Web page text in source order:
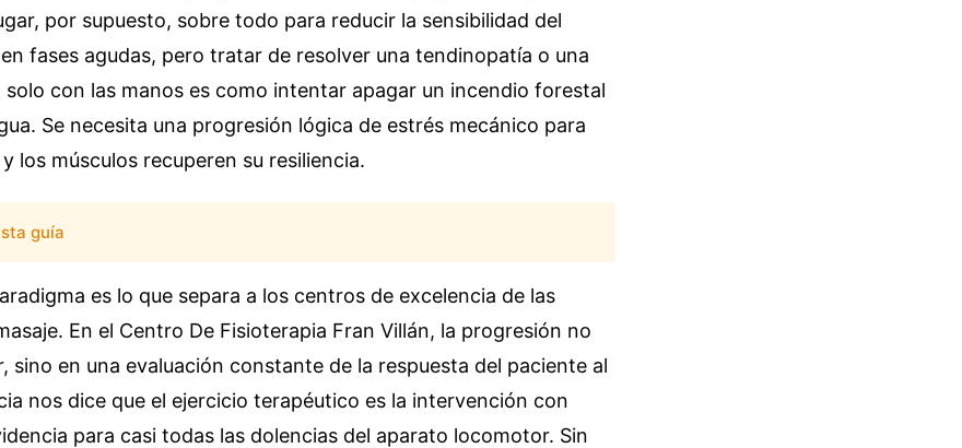
por supuesto, sobre todo para reducir la sensibilidad del
fases agudas, pero tratar de resolver una tendinopatía o una
solo con las manos es como intentar apagar un incendio forestal
Se necesita una progresión lógica de estrés mecánico para
los músculos recuperen su resiliencia.
guía
es lo que separa a los centros de excelencia de las
En el Centro De Fisioterapia Fran Villán, la progresión no
sino en una evaluación constante de la respuesta del paciente al
nos dice que el ejercicio terapéutico es la intervención con
para casi todas las dolencias del aparato locomotor. Sin